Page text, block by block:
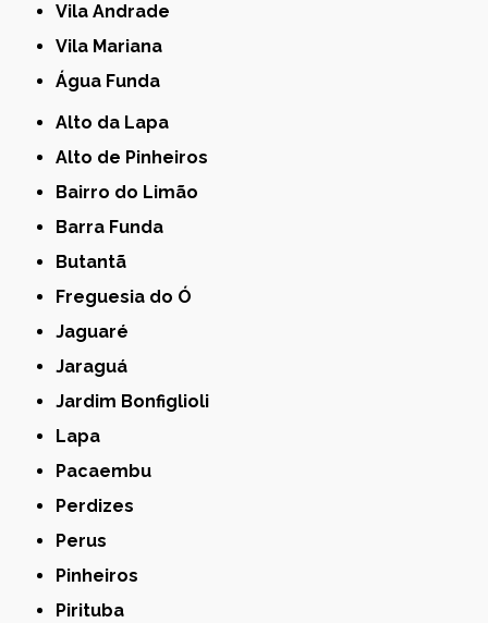
Vila Andrade
Vila Mariana
Água Funda
Alto da Lapa
Alto de Pinheiros
Bairro do Limão
Barra Funda
Butantã
Freguesia do Ó
Jaguaré
Jaraguá
Jardim Bonfiglioli
Lapa
Pacaembu
Perdizes
Perus
Pinheiros
Pirituba